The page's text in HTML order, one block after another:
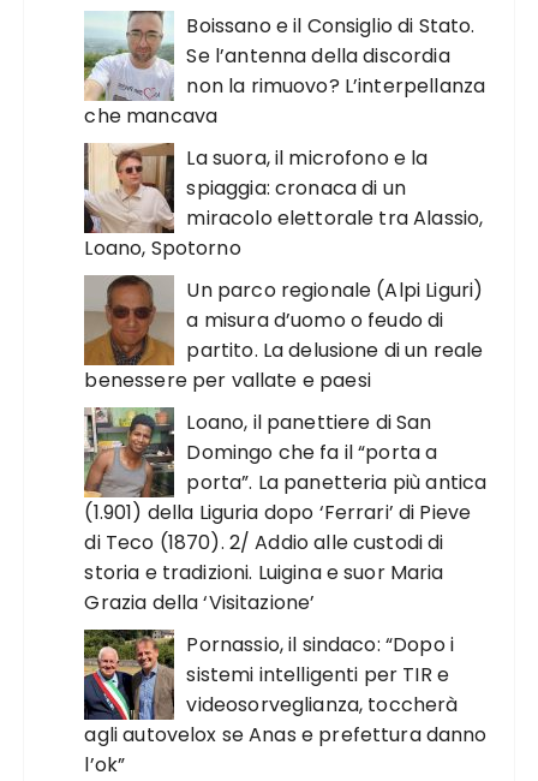
Boissano e il Consiglio di Stato.
Se l’antenna della discordia
non la rimuovo? L’interpellanza
che mancava
La suora, il microfono e la
spiaggia: cronaca di un
miracolo elettorale tra Alassio,
Loano, Spotorno
Un parco regionale (Alpi Liguri)
a misura d’uomo o feudo di
partito. La delusione di un reale
benessere per vallate e paesi
Loano, il panettiere di San
Domingo che fa il “porta a
porta”. La panetteria più antica
(1.901) della Liguria dopo ‘Ferrari’ di Pieve
di Teco (1870). 2/ Addio alle custodi di
storia e tradizioni. Luigina e suor Maria
Grazia della ‘Visitazione’
Pornassio, il sindaco: “Dopo i
sistemi intelligenti per TIR e
videosorveglianza, toccherà
agli autovelox se Anas e prefettura danno
l’ok”